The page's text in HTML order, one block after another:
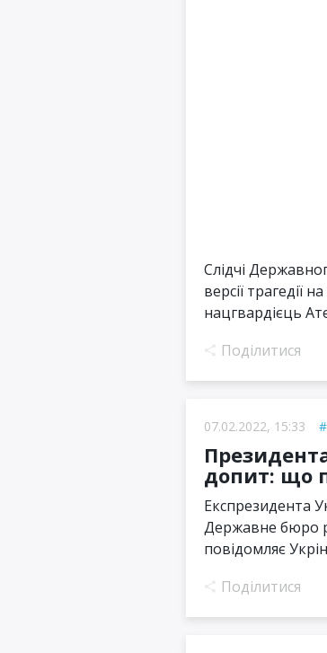
Слідчі
версії трагедії
нацгвардієць
Поділитися
07.02.2022, 15:33
допит: що
Експрезидента
Державне бюро
повідомляє
Поділитися